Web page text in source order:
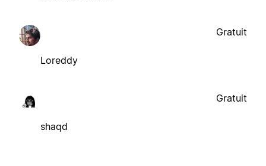
Loreddy
Gratuit
shaqd
Gratuit